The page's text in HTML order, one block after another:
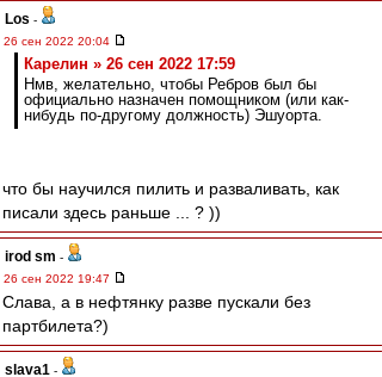
Los -
26 сен 2022 20:04
Карелин » 26 сен 2022 17:59
Нмв, желательно, чтобы Ребров был бы
официально назначен помощником (или как-
нибудь по-другому должность) Эшуорта.
что бы научился пилить и разваливать, как
писали здесь раньше ... ? ))
irod sm -
26 сен 2022 19:47
Слава, а в нефтянку разве пускали без
партбилета?)
slava1 -